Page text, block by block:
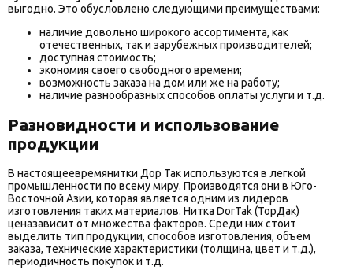
выгодно. Это обусловлено следующими преимуществами:
наличие довольно широкого ассортимента, как
отечественных, так и зарубежных производителей;
доступная стоимость;
экономия своего свободного времени;
возможность заказа на дом или же на работу;
наличие разнообразных способов оплаты услуги и т.д.
Разновидности и использование
продукции
В настоящеевремянитки Дор Так используются в легкой
промышленности по всему миру. Производятся они в Юго-
Восточной Азии, которая является одним из лидеров
изготовления таких материалов. Нитка DorTak (ТорДак)
ценазависит от множества факторов. Среди них стоит
выделить тип продукции, способов изготовления, объем
заказа, технические характеристики (толщина, цвет и т.д.),
периодичность покупок и т.д.